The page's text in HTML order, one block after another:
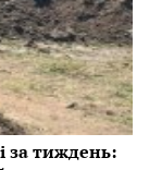
за тиждень: